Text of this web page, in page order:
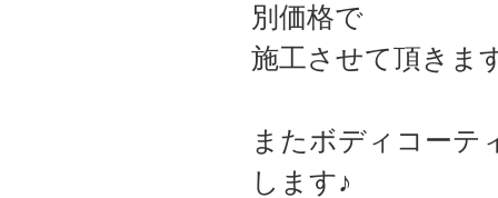
別価格で
施工させて頂きま
またボディコーテ
します♪